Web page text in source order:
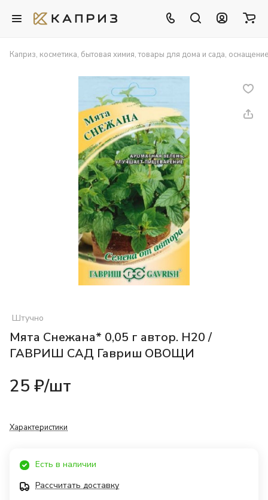
Каприз, косметика, бытовая химия, товары для дома и сада,
Штучно
Мята Снежана* 0,05 г автор. Н20 /
ГАВРИШ САД Гавриш ОВОЩИ
25 ₽/шт
Характеристики
Есть в наличии
Рассчитать доставку